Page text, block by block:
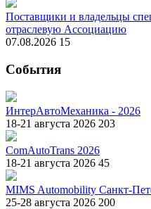
Поставщики и владельцы
отраслевую Ассоциацию
07.08.2026 15
События
ИнтерАвтоМеханика - 2026
18-21 августа 2026 203
ComAutoTrans 2026
18-21 августа 2026 45
MIMS Automobility Санкт-
25-28 августа 2026 200